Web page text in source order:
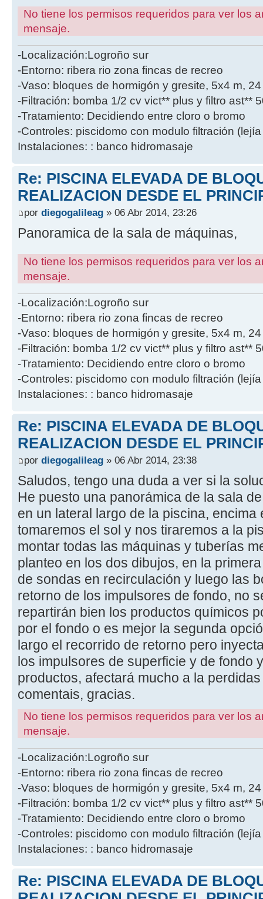
No tiene los permisos requeridos para ver los
mensaje.
-Localización:Logroño sur
-Entorno: ribera rio zona fincas de recreo
-Vaso: bloques de hormigón y gresite, 5x4 m,
-Filtración: bomba 1/2 cv vict** plus y filtro ast**
-Tratamiento: Decidiendo entre cloro o bromo
-Controles: piscidomo con modulo filtración
Instalaciones: : banco hidromasaje
Re: PISCINA ELEVADA DE
REALIZACION DESDE EL
por diegogalileag » 06 Abr 2014, 23:26
Panoramica de la sala de máquinas,
No tiene los permisos requeridos para ver los
mensaje.
-Localización:Logroño sur
-Entorno: ribera rio zona fincas de recreo
-Vaso: bloques de hormigón y gresite, 5x4 m,
-Filtración: bomba 1/2 cv vict** plus y filtro ast**
-Tratamiento: Decidiendo entre cloro o bromo
-Controles: piscidomo con modulo filtración
Instalaciones: : banco hidromasaje
Re: PISCINA ELEVADA DE
REALIZACION DESDE EL
por diegogalileag » 06 Abr 2014, 23:38
Saludos, tengo una duda a ver si la
He puesto una panorámica de la sala
en un lateral largo de la piscina, encima
tomaremos el sol y nos tiraremos a la
montar todas las máquinas y tuberías
planteo en los dos dibujos, en la
de sondas en recirculación y luego las
retorno de los impulsores de fondo, no
repartirán bien los productos químicos
por el fondo o es mejor la segunda
largo el recorrido de retorno pero
los impulsores de superficie y de fondo
productos, afectará mucho a la
comentais, gracias.
No tiene los permisos requeridos para ver los
mensaje.
-Localización:Logroño sur
-Entorno: ribera rio zona fincas de recreo
-Vaso: bloques de hormigón y gresite, 5x4 m,
-Filtración: bomba 1/2 cv vict** plus y filtro ast**
-Tratamiento: Decidiendo entre cloro o bromo
-Controles: piscidomo con modulo filtración
Instalaciones: : banco hidromasaje
Re: PISCINA ELEVADA DE